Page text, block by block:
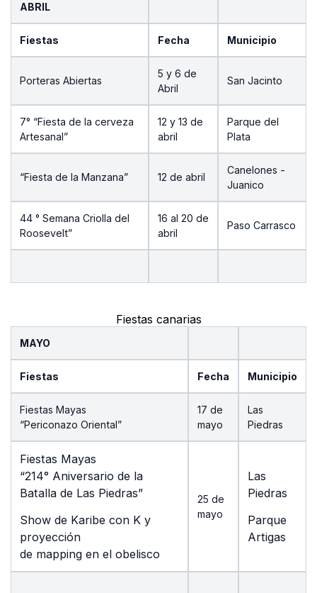
ABRIL
Fiestas Fecha Municipio
Porteras Abiertas
5 y 6 de
Abril
San Jacinto
7° “Fiesta de la cerveza
Artesanal”
12 y 13 de
abril
Parque del
Plata
“Fiesta de la Manzana” 12 de abril
Canelones -
Juanico
44 ° Semana Criolla del
Roosevelt”
16 al 20 de
abril
Paso Carrasco
Fiestas canarias
MAYO
Fiestas Fecha Municipio
Fiestas Mayas
“Periconazo Oriental”
17 de
mayo
Las
Piedras
Fiestas Mayas
“214° Aniversario de la
Batalla de Las Piedras”
Show de Karibe con K y
proyección
de mapping en el obelisco
25 de
mayo
Las
Piedras
Parque
Artigas